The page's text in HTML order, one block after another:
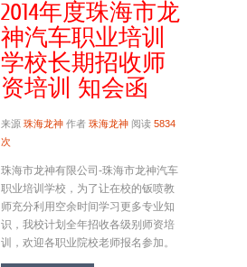
2014年度珠海市龙
神汽车职业培训
学校长期招收师
资培训 知会函
来源 珠海龙神 作者 珠海龙神 阅读 5834
次
珠海市龙神有限公司-珠海市龙神汽车
职业培训学校，为了让在校的钣喷教
师充分利用空余时间学习更多专业知
识，我校计划全年招收各级别师资培
训，欢迎各职业院校老师报名参加。